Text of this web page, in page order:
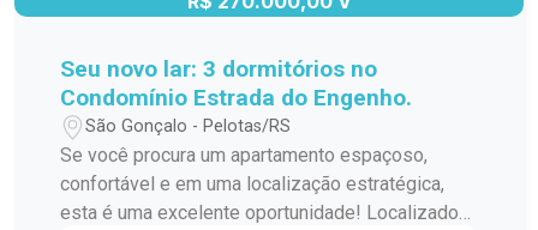
Seu novo lar: 3 dormitórios no
Condomínio Estrada do Engenho.
São Gonçalo - Pelotas/RS
Se você procura um apartamento espaçoso,
confortável e em uma localização estratégica,
esta é uma excelente oportunidade! Localizado